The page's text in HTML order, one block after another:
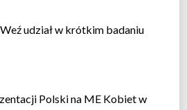
udział w krótkim badaniu
Polski na ME Kobiet w